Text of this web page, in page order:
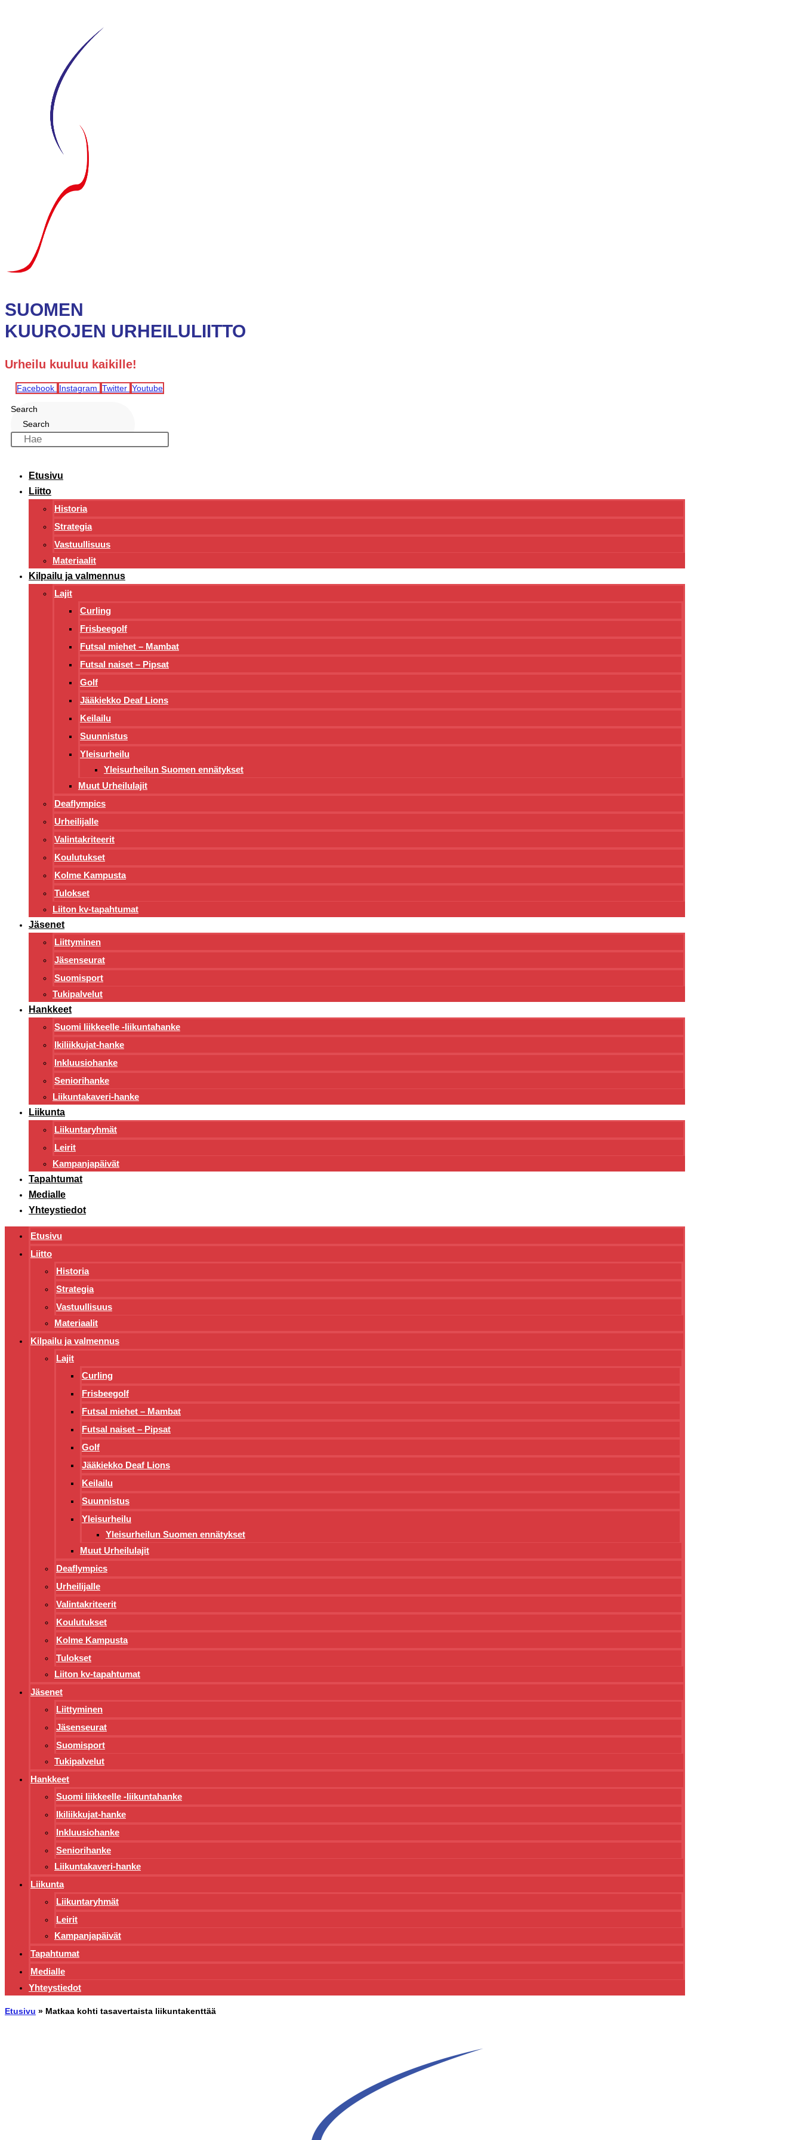
SUOMEN
KUUROJEN URHEILULIITTO
Urheilu kuuluu kaikille!
Facebook Instagram Twitter Youtube
Search
Search
Etusivu
Liitto
Historia
Strategia
Vastuullisuus
Materiaalit
Kilpailu ja valmennus
Lajit
Curling
Frisbeegolf
Futsal miehet – Mambat
Futsal naiset – Pipsat
Golf
Jääkiekko Deaf Lions
Keilailu
Suunnistus
Yleisurheilu
Yleisurheilun Suomen ennätykset
Muut Urheilulajit
Deaflympics
Urheilijalle
Valintakriteerit
Koulutukset
Kolme Kampusta
Tulokset
Liiton kv-tapahtumat
Jäsenet
Liittyminen
Jäsenseurat
Suomisport
Tukipalvelut
Hankkeet
Suomi liikkeelle -liikuntahanke
Ikiliikkujat-hanke
Inkluusiohanke
Seniorihanke
Liikuntakaveri-hanke
Liikunta
Liikuntaryhmät
Leirit
Kampanjapäivät
Tapahtumat
Medialle
Yhteystiedot
Etusivu
Liitto
Historia
Strategia
Vastuullisuus
Materiaalit
Kilpailu ja valmennus
Lajit
Curling
Frisbeegolf
Futsal miehet – Mambat
Futsal naiset – Pipsat
Golf
Jääkiekko Deaf Lions
Keilailu
Suunnistus
Yleisurheilu
Yleisurheilun Suomen ennätykset
Muut Urheilulajit
Deaflympics
Urheilijalle
Valintakriteerit
Koulutukset
Kolme Kampusta
Tulokset
Liiton kv-tapahtumat
Jäsenet
Liittyminen
Jäsenseurat
Suomisport
Tukipalvelut
Hankkeet
Suomi liikkeelle -liikuntahanke
Ikiliikkujat-hanke
Inkluusiohanke
Seniorihanke
Liikuntakaveri-hanke
Liikunta
Liikuntaryhmät
Leirit
Kampanjapäivät
Tapahtumat
Medialle
Yhteystiedot
Etusivu » Matkaa kohti tasavertaista liikuntakenttää